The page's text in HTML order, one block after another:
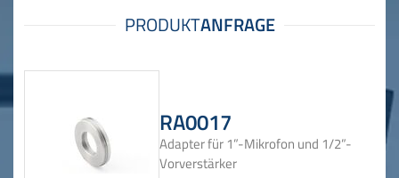
RA0017
Adapter für 1”-Mikrofon und 1/2”-
Vorverstärker